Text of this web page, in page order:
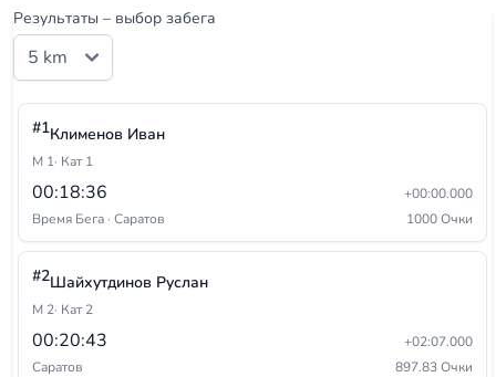
Результаты – выбор забега
#1Клименов Иван
М 1· Кат 1
00:18:36
+00:00.000
Время Бега · Саратов
1000 Очки
#2Шайхутдинов Руслан
М 2· Кат 2
00:20:43
+02:07.000
Саратов
897.83 Очки